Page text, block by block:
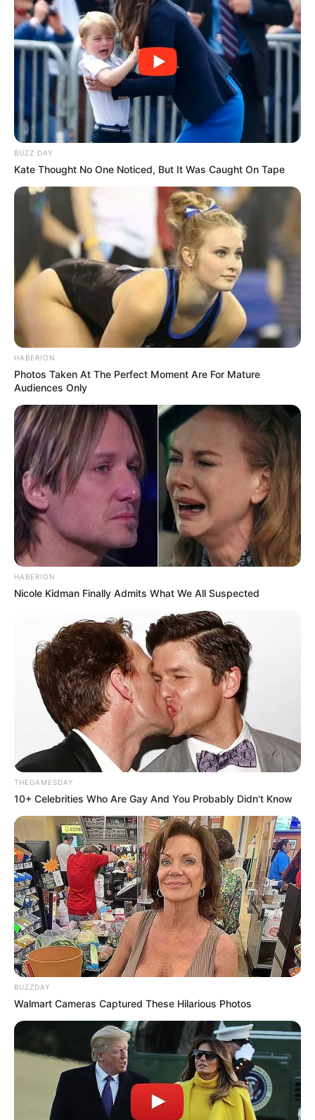
BUZZ DAY
Kate Thought No One Noticed, But It Was Caught On Tape
HABERION
Photos Taken At The Perfect Moment Are For Mature
Audiences Only
HABERION
Nicole Kidman Finally Admits What We All Suspected
THEGAMESDAY
10+ Celebrities Who Are Gay And You Probably Didn't Know
BUZZDAY
Walmart Cameras Captured These Hilarious Photos